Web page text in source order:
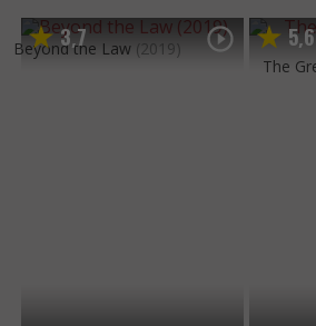
3,7
Beyond the Law (2019) 5,6
The